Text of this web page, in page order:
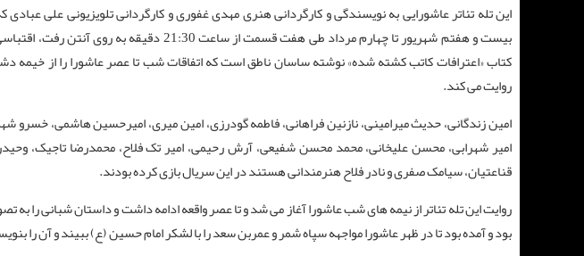
این تله تئاتر عاشورایی به نویسندگی و کارگردانی هنری مهدی غفوری و کارگردانی تلویزیونی علی عبادی
بیست و هفتم شهریور تا چهارم مرداد طی هفت قسمت از ساعت 21:30 دقیقه به روی آنتن
کتاب «اعترافات کاتب کشته شده» نوشته ساسان ناطق است که اتفاقات شب تا عصر عاشورا را از خیمه
روایت می‌ کند.
امین زندگانی، حدیث میرامینی، نازنین فراهانی، فاطمه گودرزی، امین میری، امیرحسین هاشمی، خسرو
امیر شهرابی، محسن علیخانی، محمد محسن شفیعی، آرش رحیمی، امیر تک‌ فلاح، محمدرضا تاجیک،
قناعتیان، سیامک صفری و نادر فلاح هنرمندانی هستند در این سریال بازی کرده بودند.
روایت این تله ‌تئاتر از نیمه‌ های شب عاشورا آغاز می ‌شد و تا عصر واقعه ادامه داشت و داستان شبانی را
بود و آمده بود تا در ظهر عاشورا مواجهه سپاه شمر و عمربن سعد را با لشکر امام حسین (ع) ببیند و آن را